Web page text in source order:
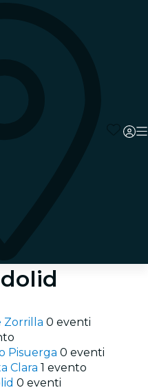
Zorrilla 0 eventi
Pisuerga 0 eventi
Clara 1 evento
0 eventi